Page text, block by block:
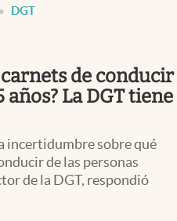
DGT
carnets de conducir
años? La DGT tiene
incertidumbre sobre qué
de las personas
de la DGT, respondió